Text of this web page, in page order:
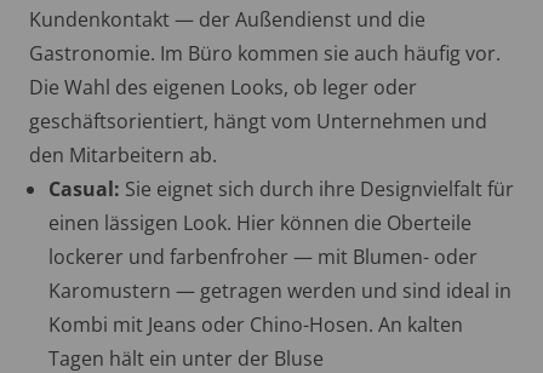
Kundenkontakt — der Außendienst und die
Gastronomie. Im Büro kommen sie auch häufig vor.
Die Wahl des eigenen Looks, ob leger oder
geschäftsorientiert, hängt vom Unternehmen und
den Mitarbeitern ab.
Casual: Sie eignet sich durch ihre Designvielfalt für
einen lässigen Look. Hier können die Oberteile
lockerer und farbenfroher — mit Blumen- oder
Karomustern — getragen werden und sind ideal in
Kombi mit Jeans oder Chino-Hosen. An kalten
Tagen hält ein unter der Bluse